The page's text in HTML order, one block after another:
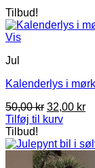
Tilbud!
Vis
Jul
Kalenderlys i
50,00kr Den
oprindelige
var:
50,00 kr.
32,00 kr
Tilføj til kurv
Tilbud!